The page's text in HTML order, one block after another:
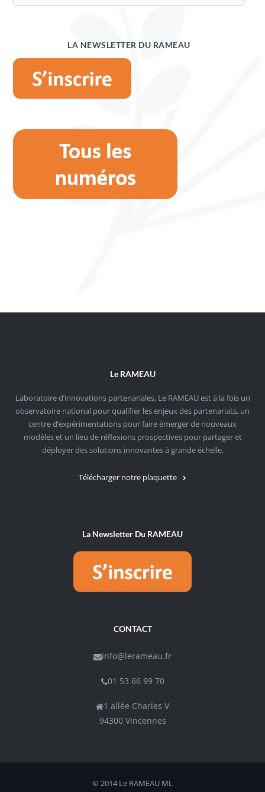
LA NEWSLETTER DU RAMEAU
Le RAMEAU
Laboratoire d’innovations partenariales, Le RAMEAU est à la fois un
observatoire national pour qualifier les enjeux des partenariats, un
centre d’expérimentations pour faire émerger de nouveaux
modèles et un lieu de réflexions prospectives pour partager et
déployer des solutions innovantes à grande échelle.
Télécharger notre plaquette
La Newsletter Du RAMEAU
CONTACT
info@lerameau.fr
01 53 66 99 70
1 allée Charles V
94300 Vincennes
© 2014 Le RAMEAU ML